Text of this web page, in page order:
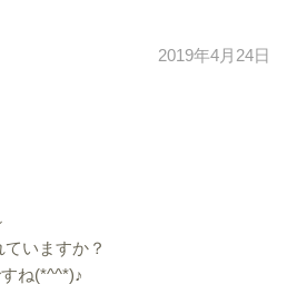
2019年4月24日
いますか？
ね(*^^*)♪